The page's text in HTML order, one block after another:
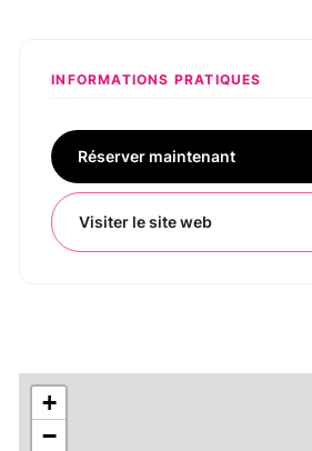
INFORMATIONS PRATIQUES
Réserver maintenant
Visiter le site web
+
−